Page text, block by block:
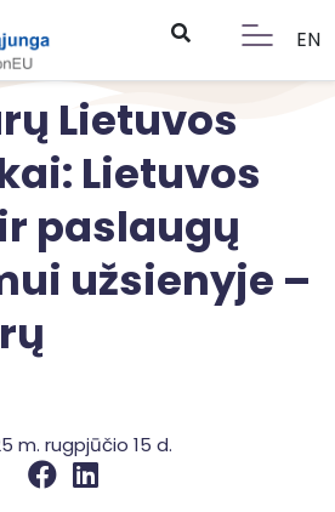
EN
Lietuvos
Lietuvos
paslaugų
užsienyje –
m. rugpjūčio 15 d.